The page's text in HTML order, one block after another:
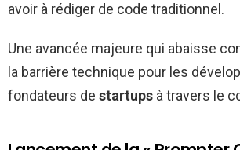
avoir à rédiger de code traditionnel.
Une avancée majeure qui abaisse
la barrière technique pour les
fondateurs de startups à travers le